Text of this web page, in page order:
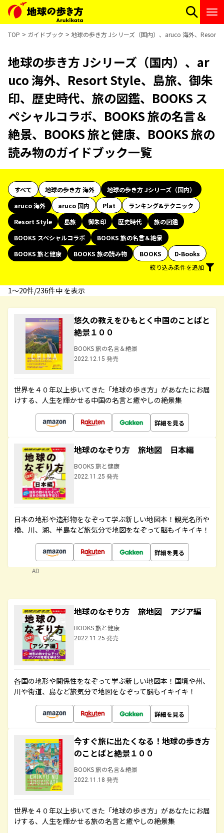
TOP ガイドブック 地球の歩き方 Jシリーズ（国内）、aruco 海外、Resort
地球の歩き方 Jシリーズ（国内）、ar
uco 海外、Resort Style、島旅、御朱
印、歴史時代、旅の図鑑、BOOKS ス
ペシャルコラボ、BOOKS 旅の名言＆
絶景、BOOKS 旅と健康、BOOKS 旅の
読み物のガイドブック一覧
すべて 地球の歩き方 海外
地球の歩き方 Jシリーズ（国内）
aruco 海外
aruco 国内 Plat
ランキング&テクニック
Resort Style
島旅 御朱印 歴史時代
旅の図鑑
BOOKS スペシャルコラボ
BOOKS 旅の名言＆絶景
BOOKS 旅と健康
BOOKS 旅の読み物 BOOKS
D-Books
絞り込み条件を追加
1〜20件/236件中 を表示
悠久の教えをひもとく中国のことばと
絶景１００
BOOKS 旅の名言＆絶景
2022.12.15 発売
世界を４０年以上歩いてきた「地球の歩き方」があなたにお届
けする、人生を輝かせる中国の名言と癒やしの絶景集
詳細を見る
地球のなぞり方 旅地図 日本編
BOOKS 旅と健康
2022.11.25 発売
日本の地形や造形物をなぞって学ぶ新しい地図本！観光名所や
橋、川、湖、半島など旅気分で地図をなぞって脳もイキイキ！
詳細を見る
AD
地球のなぞり方 旅地図 アジア編
BOOKS 旅と健康
2022.11.25 発売
各国の地形や関係性をなぞって学ぶ新しい地図本！国境や州、
川や街道、島など旅気分で地図をなぞって脳もイキイキ！
詳細を見る
今すぐ旅に出たくなる！地球の歩き方
のことばと絶景１００
BOOKS 旅の名言＆絶景
2022.11.18 発売
世界を４０年以上歩いてきた「地球の歩き方」があなたにお届
けする、人生を輝かせる旅の名言と癒やしの絶景集